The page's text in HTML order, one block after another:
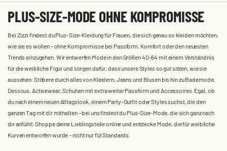
PLUS-SIZE-MODE OHNE KOMPROMISSE
Bei Zizzi findest du Plus-Size-Kleidung für Frauen, die sich genau so kleiden möchten,
wie sie es wollen – ohne Kompromisse bei Passform, Komfort oder den neuesten
Trends einzugehen. Wir entwerfen Mode in den Größen 40-64 mit einem Verständnis
für die weibliche Figur und sorgen dafür, dass unsere Styles so gut sitzen, wie sie
aussehen. Stöbere durch alles von Kleidern, Jeans und Blusen bis hin zu Bademode,
Dessous, Activewear, Schuhen mit extra weiter Passform und Accessoires. Egal, ob
du nach einem neuen Alltagslook, einem Party-Outfit oder Styles suchst, die den
ganzen Tag mit dir mithalten – bei uns findest du Plus-Size-Mode, die sich ganz nach
dir anfühlt. Shoppe deine Lieblingsteile online und entdecke Mode, die für weibliche
Kurven entworfen wurde – nicht nur für Standards.